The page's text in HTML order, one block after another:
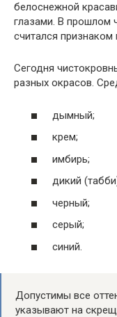
белоснежной
глазами. В прошлом
считался
Сегодня
разных окрасов.
дымный;
крем;
имбирь;
дикий
черный;
серый;
синий.
Допустимы все
указывают на